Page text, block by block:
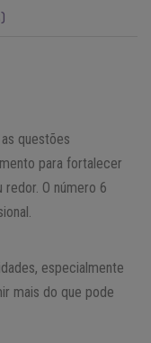
questões
para fortalecer
O número 6
especialmente
mais do que pode